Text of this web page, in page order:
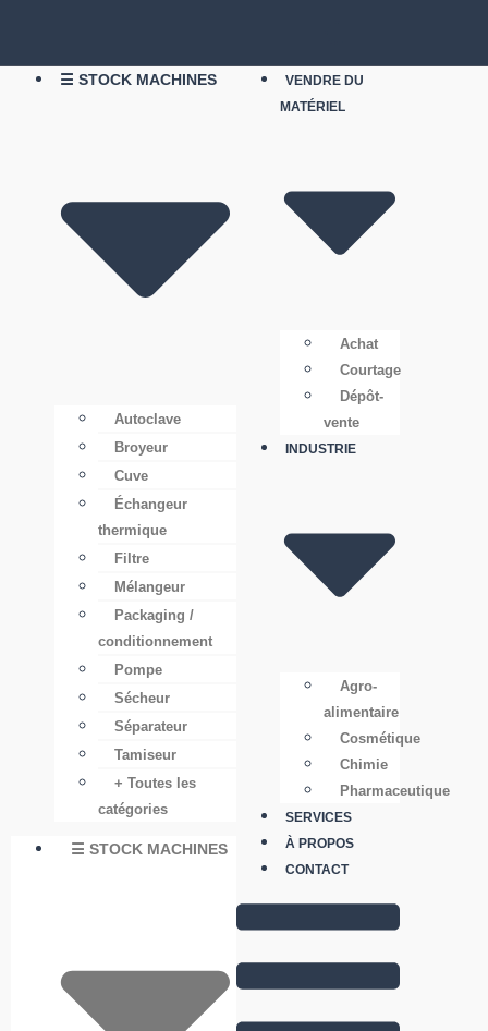
☰ STOCK MACHINES
Autoclave
Broyeur
Cuve
Échangeur
thermique
Filtre
Mélangeur
Packaging /
conditionnement
Pompe
Sécheur
Séparateur
Tamiseur
+ Toutes les
catégories
☰ STOCK MACHINES
VENDRE DU
MATÉRIEL
Achat
Courtage
Dépôt-
vente
INDUSTRIE
Agro-
alimentaire
Cosmétique
Chimie
Pharmaceutique
SERVICES
À PROPOS
CONTACT